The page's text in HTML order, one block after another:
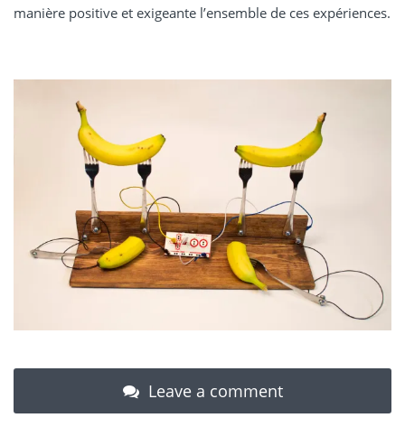
manière positive et exigeante l’ensemble de ces expériences.
Leave a comment